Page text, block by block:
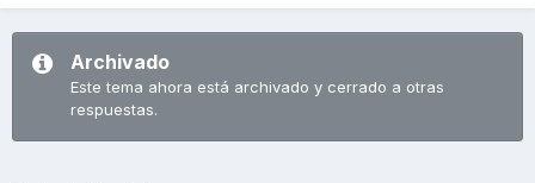
Archivado
Este tema ahora está archivado y cerrado a otras
respuestas.